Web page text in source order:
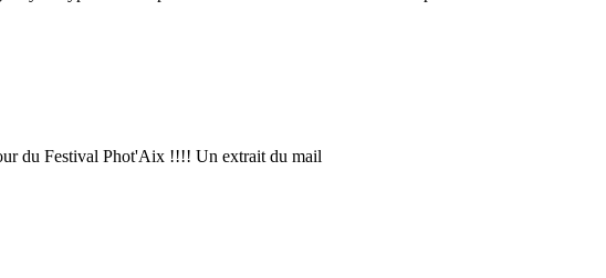
du Festival Phot'Aix !!!! Un extrait du mail